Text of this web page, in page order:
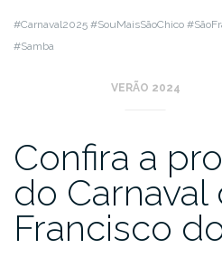
#Carnaval2025 #SouMaisSãoChico
#Samba
VERÃO 2024
Confira a
do Carnaval
Francisco